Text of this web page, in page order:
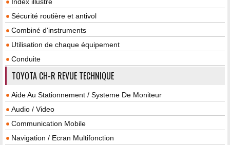
Sécurité routière et antivol
Combiné d'instruments
Utilisation de chaque équipement
Conduite
TOYOTA CH-R REVUE TECHNIQUE
Aide Au Stationnement / Systeme De Moniteur
Audio / Video
Communication Mobile
Navigation / Ecran Multifonction